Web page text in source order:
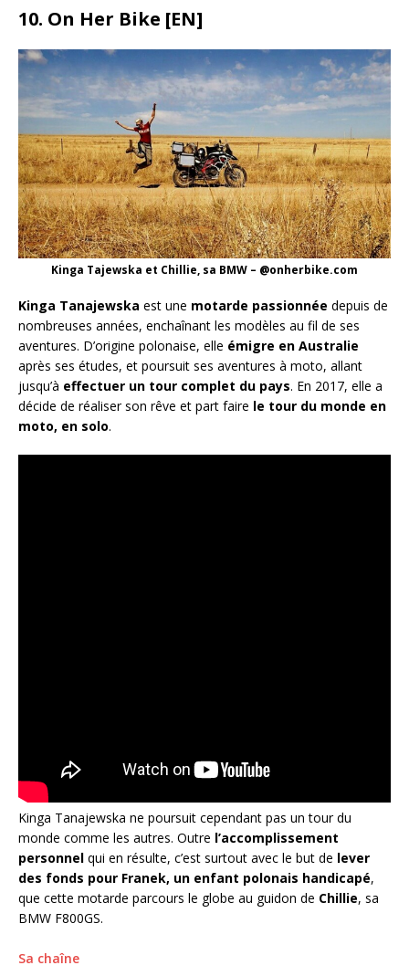
10. On Her Bike [EN]
Kinga Tajewska et Chillie, sa BMW – @onherbike.com
Kinga Tanajewska est une motarde passionnée depuis de
nombreuses années, enchaînant les modèles au fil de ses
aventures. D’origine polonaise, elle émigre en Australie
après ses études, et poursuit ses aventures à moto, allant
jusqu’à effectuer un tour complet du pays. En 2017, elle a
décide de réaliser son rêve et part faire le tour du monde en
moto, en solo.
Kinga Tanajewska ne poursuit cependant pas un tour du
monde comme les autres. Outre l’accomplissement
personnel qui en résulte, c’est surtout avec le but de lever
des fonds pour Franek, un enfant polonais handicapé,
que cette motarde parcours le globe au guidon de Chillie, sa
BMW F800GS.
Sa chaîne